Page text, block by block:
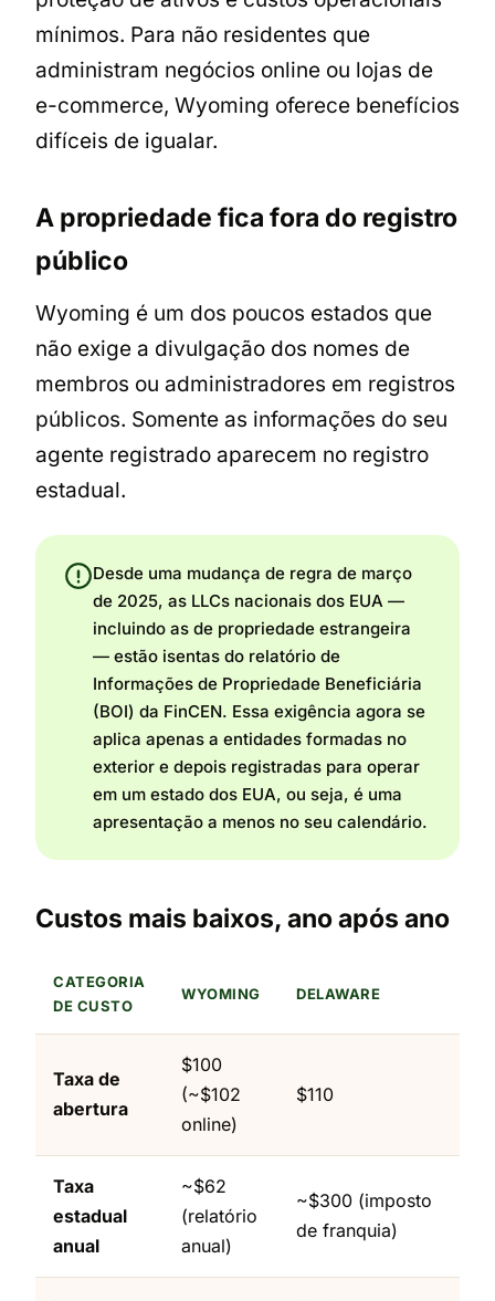
mínimos. Para não residentes que
administram negócios online ou lojas de
e-commerce, Wyoming oferece benefícios
difíceis de igualar.
A propriedade fica fora do registro
público
Wyoming é um dos poucos estados que
não exige a divulgação dos nomes de
membros ou administradores em registros
públicos. Somente as informações do seu
agente registrado aparecem no registro
estadual.
Desde uma mudança de regra de março
de 2025, as LLCs nacionais dos EUA —
incluindo as de propriedade estrangeira
— estão isentas do relatório de
Informações de Propriedade Beneficiária
(BOI) da FinCEN. Essa exigência agora se
aplica apenas a entidades formadas no
exterior e depois registradas para operar
em um estado dos EUA, ou seja, é uma
apresentação a menos no seu calendário.
Custos mais baixos, ano após ano
CATEGORIA
DE CUSTO
WYOMING DELAWARE
Taxa de
abertura
$100
(~$102
online)
$110
Taxa
estadual
anual
~$62
(relatório
anual)
~$300 (imposto
de franquia)